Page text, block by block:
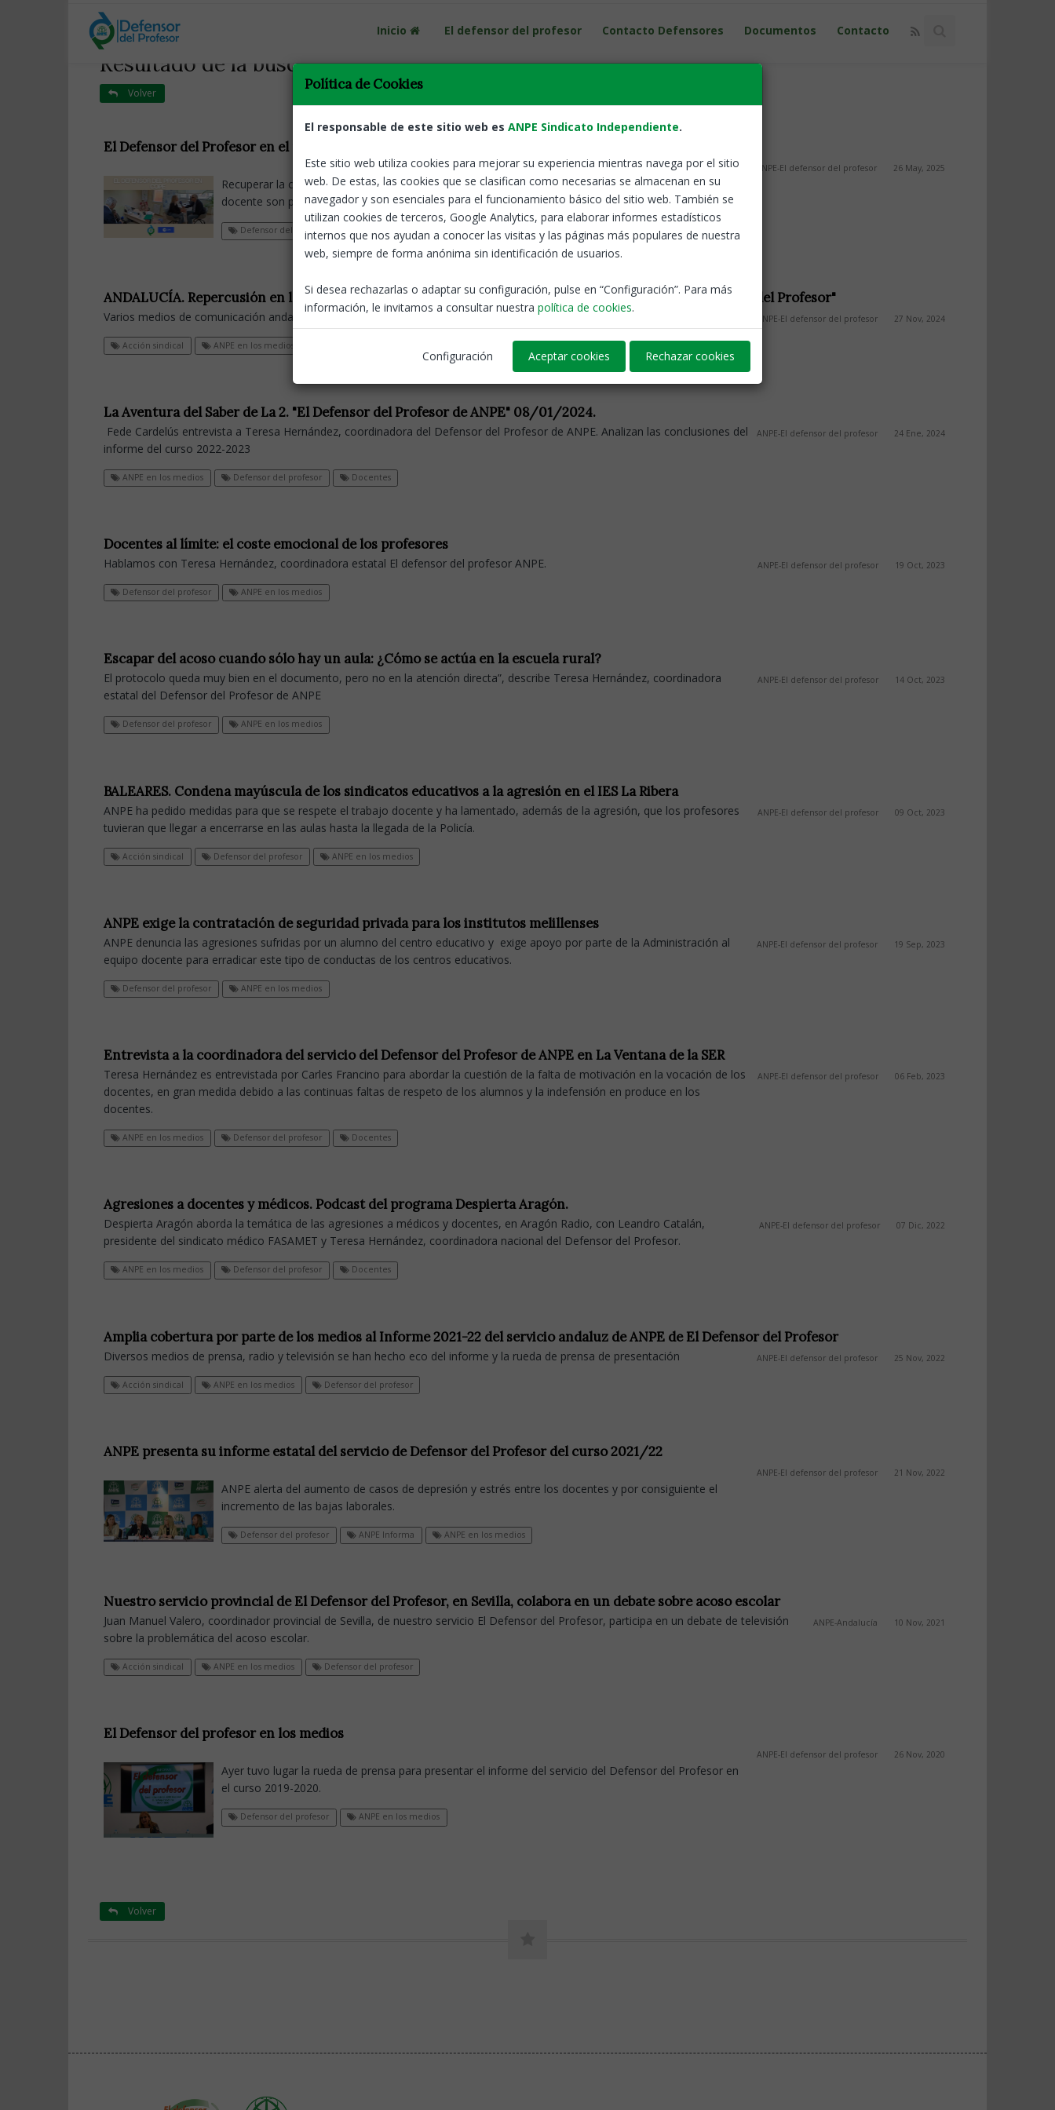
Inicio El defensor del profesor Contacto Defensores Documentos Contacto
Resultado de la búsqueda.
Volver
El Defensor del Profesor en el programa de COPE "La Mañana Fin de Semana"
ANPE-El defensor del profesor 26 May, 2025
Recuperar la confianza mutua, reforzar la comunicación y devolver el prestigio social a la profesión
docente son pasos fundamentales para mejorar la convivencia en las aulas.
Defensor del profesor ANPE en los medios
ANDALUCÍA. Repercusión en los medios, del informe andaluz 2023/24 del servicio de ANPE "El defensor del Profesor"
ANPE-El defensor del profesor 27 Nov, 2024
Varios medios de comunicación andaluces otorgan difusión a su contenido
Acción sindical ANPE en los medios
La Aventura del Saber de La 2. "El Defensor del Profesor de ANPE" 08/01/2024.
ANPE-El defensor del profesor 24 Ene, 2024
Fede Cardelús entrevista a Teresa Hernández, coordinadora del Defensor del Profesor de ANPE. Analizan las conclusiones del
informe del curso 2022-2023
ANPE en los medios Defensor del profesor Docentes
Docentes al límite: el coste emocional de los profesores
ANPE-El defensor del profesor 19 Oct, 2023
Hablamos con Teresa Hernández, coordinadora estatal El defensor del profesor ANPE.
Defensor del profesor ANPE en los medios
Escapar del acoso cuando sólo hay un aula: ¿Cómo se actúa en la escuela rural?
ANPE-El defensor del profesor 14 Oct, 2023
El protocolo queda muy bien en el documento, pero no en la atención directa”, describe Teresa Hernández, coordinadora
estatal del Defensor del Profesor de ANPE
Defensor del profesor ANPE en los medios
BALEARES. Condena mayúscula de los sindicatos educativos a la agresión en el IES La Ribera
ANPE-El defensor del profesor 09 Oct, 2023
ANPE ha pedido medidas para que se respete el trabajo docente y ha lamentado, además de la agresión, que los profesores
tuvieran que llegar a encerrarse en las aulas hasta la llegada de la Policía.
Acción sindical Defensor del profesor ANPE en los medios
ANPE exige la contratación de seguridad privada para los institutos melillenses
ANPE-El defensor del profesor 19 Sep, 2023
ANPE denuncia las agresiones sufridas por un alumno del centro educativo y exige apoyo por parte de la Administración al
equipo docente para erradicar este tipo de conductas de los centros educativos.
Defensor del profesor ANPE en los medios
Entrevista a la coordinadora del servicio del Defensor del Profesor de ANPE en La Ventana de la SER
ANPE-El defensor del profesor 06 Feb, 2023
Teresa Hernández es entrevistada por Carles Francino para abordar la cuestión de la falta de motivación en la vocación de los
docentes, en gran medida debido a las continuas faltas de respeto de los alumnos y la indefensión en produce en los
docentes.
ANPE en los medios Defensor del profesor Docentes
Agresiones a docentes y médicos. Podcast del programa Despierta Aragón.
ANPE-El defensor del profesor 07 Dic, 2022
Despierta Aragón aborda la temática de las agresiones a médicos y docentes, en Aragón Radio, con Leandro Catalán,
presidente del sindicato médico FASAMET y Teresa Hernández, coordinadora nacional del Defensor del Profesor.
ANPE en los medios Defensor del profesor Docentes
Amplia cobertura por parte de los medios al Informe 2021-22 del servicio andaluz de ANPE de El Defensor del Profesor
ANPE-El defensor del profesor 25 Nov, 2022
Diversos medios de prensa, radio y televisión se han hecho eco del informe y la rueda de prensa de presentación
Acción sindical ANPE en los medios Defensor del profesor
ANPE presenta su informe estatal del servicio de Defensor del Profesor del curso 2021/22
ANPE-El defensor del profesor 21 Nov, 2022
ANPE alerta del aumento de casos de depresión y estrés entre los docentes y por consiguiente el
incremento de las bajas laborales.
Defensor del profesor ANPE Informa ANPE en los medios
Nuestro servicio provincial de El Defensor del Profesor, en Sevilla, colabora en un debate sobre acoso escolar
ANPE-Andalucía 10 Nov, 2021
Juan Manuel Valero, coordinador provincial de Sevilla, de nuestro servicio El Defensor del Profesor, participa en un debate de televisión
sobre la problemática del acoso escolar.
Acción sindical ANPE en los medios Defensor del profesor
El Defensor del profesor en los medios
ANPE-El defensor del profesor 26 Nov, 2020
Ayer tuvo lugar la rueda de prensa para presentar el informe del servicio del Defensor del Profesor en
el curso 2019-2020.
Defensor del profesor ANPE en los medios
Volver
Política de Cookies
El responsable de este sitio web es ANPE Sindicato Independiente.
Este sitio web utiliza cookies para mejorar su experiencia mientras navega por el sitio
web. De estas, las cookies que se clasifican como necesarias se almacenan en su
navegador y son esenciales para el funcionamiento básico del sitio web. También se
utilizan cookies de terceros, Google Analytics, para elaborar informes estadísticos
internos que nos ayudan a conocer las visitas y las páginas más populares de nuestra
web, siempre de forma anónima sin identificación de usuarios.
Si desea rechazarlas o adaptar su configuración, pulse en “Configuración”. Para más
información, le invitamos a consultar nuestra política de cookies.
Configuración Aceptar cookies Rechazar cookies